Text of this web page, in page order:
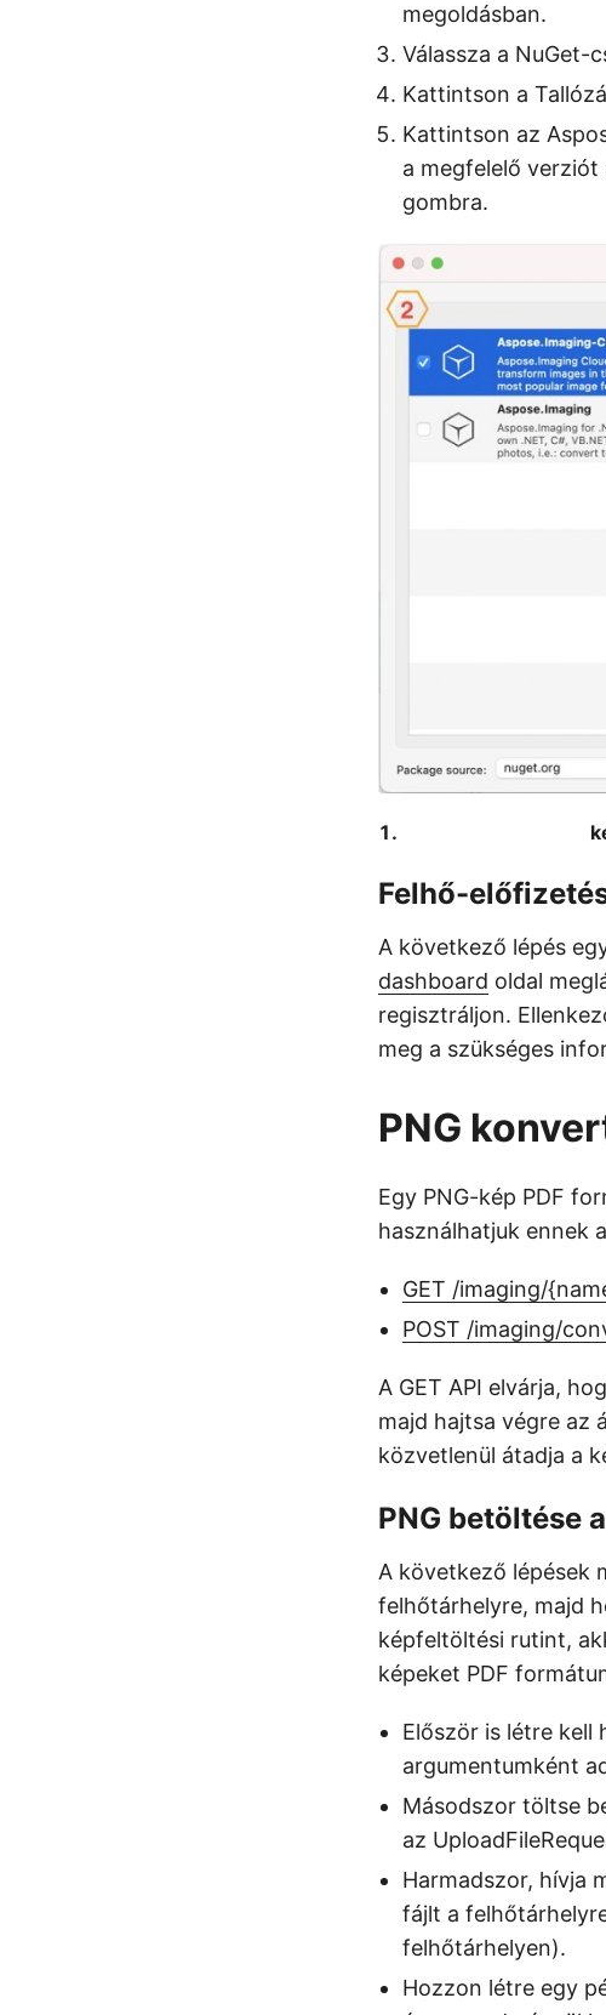
megoldásban.
Válassza a NuGet-
Kattintson a
Kattintson az
a megfelelő
gombra.
Felhő-
A következő lépés
dashboard oldal
regisztráljon.
meg a szükséges
PNG
Egy PNG-kép PDF
használhatjuk ennek
GET /imaging/
POST /imaging/
A GET API elvárja,
majd hajtsa végre az
közvetlenül átadja a
PNG betöltése
A következő lépések
felhőtárhelyre, majd
képfeltöltési rutint,
képeket PDF
Először is létre kell
argumentumként
Másodszor töltse
az
Harmadszor, hívja
fájlt a
felhőtárhelyen).
Hozzon létre egy